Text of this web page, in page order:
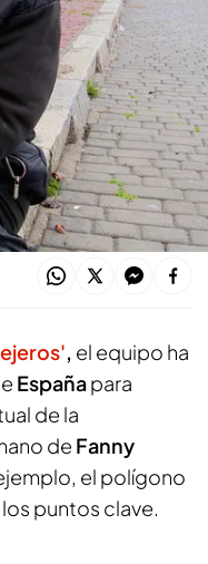
qué prefiere
un club y cuánto
, el equipo ha
Españapara
de la
de Fanny
el polígono
puntos clave.